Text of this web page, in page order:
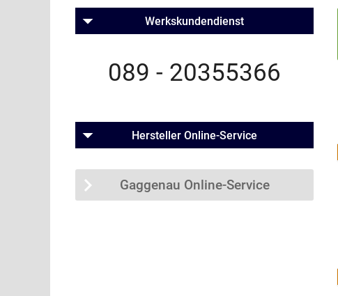
Werkskundendienst
089 - 20355366
Hersteller Online-Service
Gaggenau Online-Service